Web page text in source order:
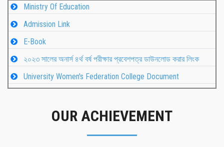
Ministry Of Education
Admission Link
E-Book
২০২৩ সালের অনার্স ৪র্থ বর্ষ পরীক্ষার প্রবেশপত্র ডাউনলোড করার লিংক
University Women's Federation College Document
OUR ACHIEVEMENT